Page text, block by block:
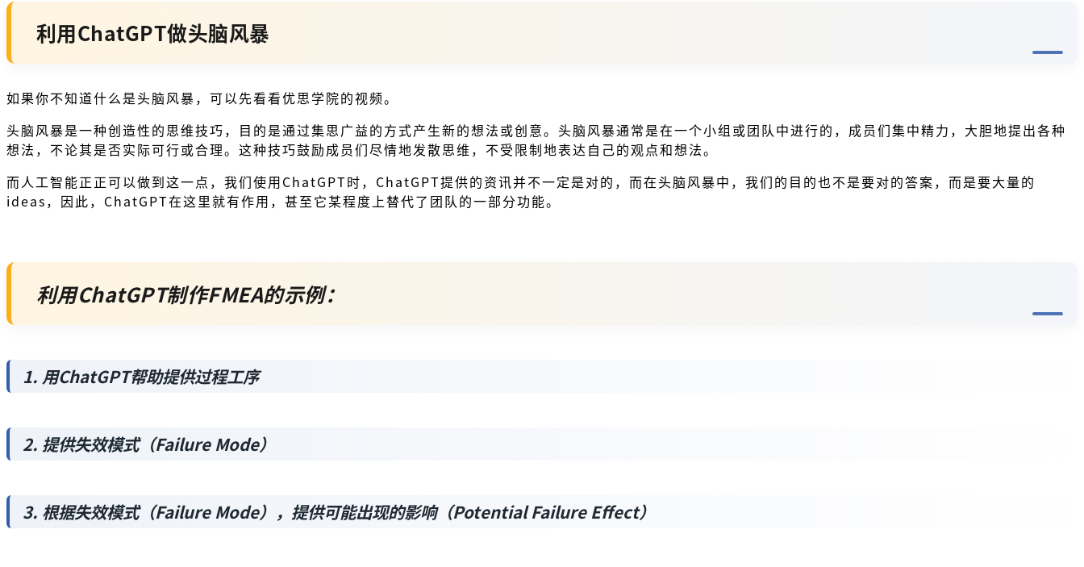
利用ChatGPT做头脑风暴
如果你不知道什么是头脑风暴，可以先看看优思学院的视频。
头脑风暴是一种创造性的思维技巧，目的是通过集思广益的方式产生新的想法或创意。头脑风暴通常是在一个小组或团队中进行的，成员们集中精力，大胆地提出各种
想法，不论其是否实际可行或合理。这种技巧鼓励成员们尽情地发散思维，不受限制地表达自己的观点和想法。
而人工智能正正可以做到这一点，我们使用ChatGPT时，ChatGPT提供的资讯并不一定是对的，而在头脑风暴中，我们的目的也不是要对的答案，而是要大量的
ideas，因此，ChatGPT在这里就有作用，甚至它某程度上替代了团队的一部分功能。
利用ChatGPT制作FMEA的示例：
1. 用ChatGPT帮助提供过程工序
2. 提供失效模式（Failure Mode）
3. 根据失效模式（Failure Mode），提供可能出现的影响（Potential Failure Effect）